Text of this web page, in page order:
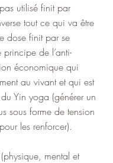
utilisé finit par
tout ce qui va être
dose finit par se
principe de l’anti-
économique qui
au vivant et qui est
Yin yoga (générer un
sous forme de tension
les renforcer).
mental et